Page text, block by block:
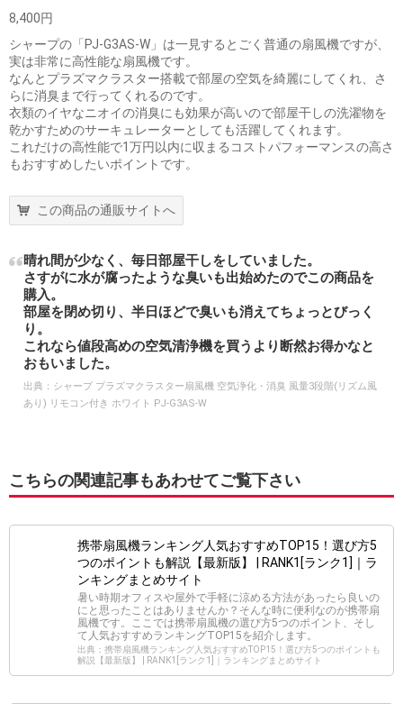
8,400円
シャープの「PJ-G3AS-W」は一見するとごく普通の扇風機ですが、
実は非常に高性能な扇風機です。
なんとプラズマクラスター搭載で部屋の空気を綺麗にしてくれ、さ
らに消臭まで行ってくれるのです。
衣類のイヤなニオイの消臭にも効果が高いので部屋干しの洗濯物を
乾かすためのサーキュレーターとしても活躍してくれます。
これだけの高性能で1万円以内に収まるコストパフォーマンスの高さ
もおすすめしたいポイントです。
この商品の通販サイトへ
晴れ間が少なく、毎日部屋干しをしていました。
さすがに水が腐ったような臭いも出始めたのでこの商品を
購入。
部屋を閉め切り、半日ほどで臭いも消えてちょっとびっく
り。
これなら値段高めの空気清浄機を買うより断然お得かなと
おもいました。
出典： シャープ プラズマクラスター扇風機 空気浄化・消臭 風量3段階(リズム風
あり) リモコン付き ホワイト PJ-G3AS-W
こちらの関連記事もあわせてご覧下さい
携帯扇風機ランキング人気おすすめTOP15！選び方5
つのポイントも解説【最新版】 | RANK1[ランク1]｜ラ
ンキングまとめサイト
暑い時期オフィスや屋外で手軽に涼める方法があったら良いの
にと思ったことはありませんか？そんな時に便利なのが携帯扇
風機です。ここでは携帯扇風機の選び方5つのポイント、そし
て人気おすすめランキングTOP15を紹介します。
出典：携帯扇風機ランキング人気おすすめTOP15！選び方5つのポイントも
解説【最新版】 | RANK1[ランク1]｜ランキングまとめサイト